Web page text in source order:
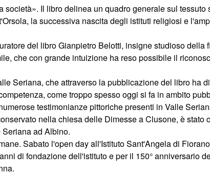
Il libro delinea un quadro generale sul tessuto
la successiva nascita degli istituti religiosi e
del libro Gianpietro Belotti, insigne studioso della
che con grande intuizione ha reso possibile il
Seriana, che attraverso la pubblicazione del libro ha
come troppo spesso oggi si fa in ambito
testimonianze pittoriche presenti in Valle
nella chiesa delle Dimesse a Clusone, è stato
ad Albino.
Sabato l'open day all'Istituto Sant'Angela di
di fondazione dell'istituto e per il 150° anniversario